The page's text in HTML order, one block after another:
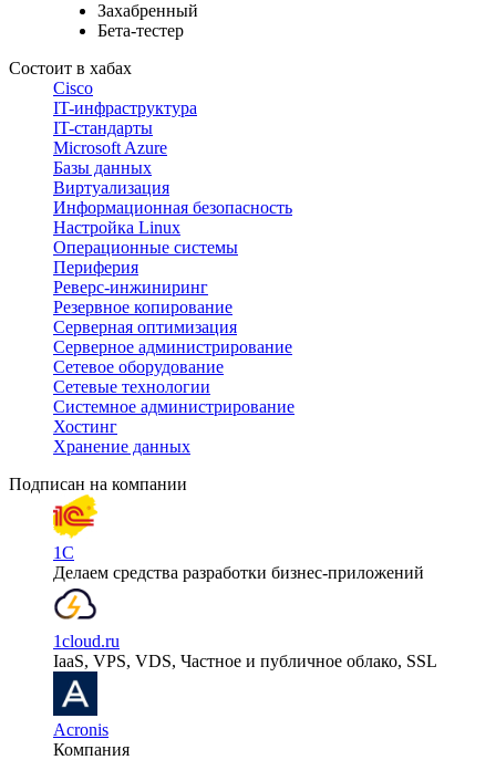
Захабренный
Бета-тестер
Состоит в хабах
Cisco
IT-инфраструктура
IT-стандарты
Microsoft Azure
Базы данных
Виртуализация
Информационная безопасность
Настройка Linux
Операционные системы
Периферия
Реверс-инжиниринг
Резервное копирование
Серверная оптимизация
Серверное администрирование
Сетевое оборудование
Сетевые технологии
Системное администрирование
Хостинг
Хранение данных
Подписан на компании
1С
Делаем средства разработки бизнес-приложений
1cloud.ru
IaaS, VPS, VDS, Частное и публичное облако, SSL
Acronis
Компания